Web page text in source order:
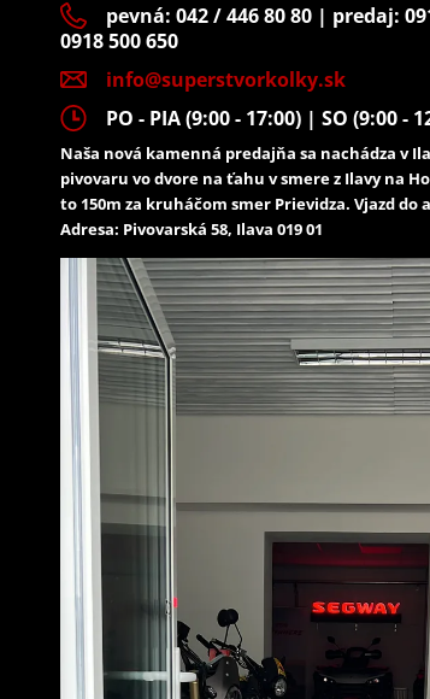
pevná: 042 / 446 80 80 | predaj:
0918 500 650
info@superstvorkolky.sk
PO - PIA (9:00 - 17:00) | SO (9:00 -
Naša nová kamenná predajňa sa nachádza v
pivovaru vo dvore na ťahu v smere z Ilavy na
to 150m za kruháčom smer Prievidza. Vjazd do
Adresa: Pivovarská 58, Ilava 019 01